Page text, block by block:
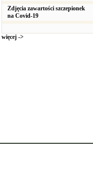
Zdjęcia zawartości szczepionek
na Covid-19
więcej ->